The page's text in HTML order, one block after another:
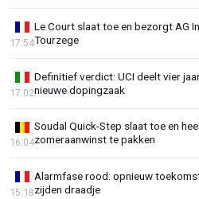
Le Court slaat toe en bezorgt AG
Tourzege
17:54
Definitief verdict: UCI deelt vier
nieuwe dopingzaak
17:02
Soudal Quick-Step slaat toe en
zomeraanwinst te pakken
16:04
Alarmfase rood: opnieuw
zijden draadje
15:18